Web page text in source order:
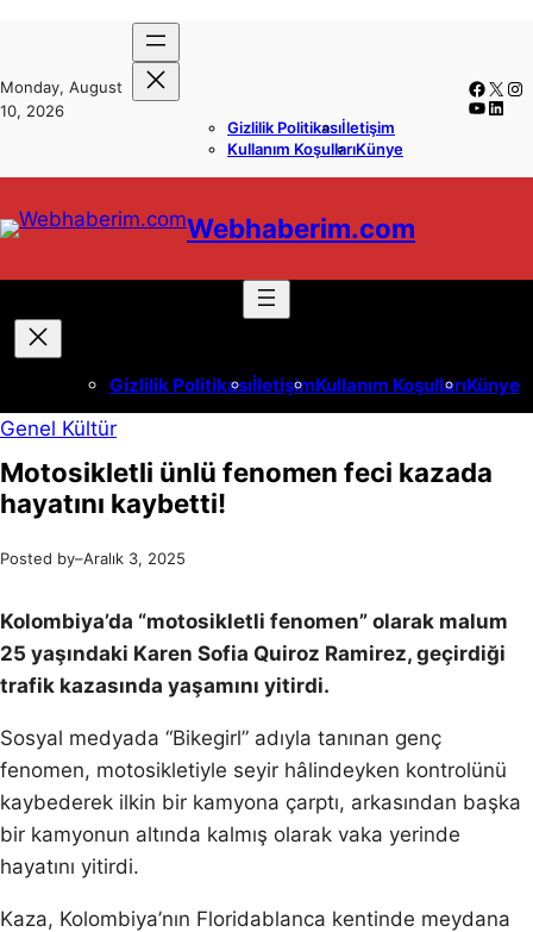
content
Monday, August
10, 2026
Gizlilik Politikasıİletişim
Kullanım KoşullarıKünye
X
Webhaberim.com
Gizlilik PolitikasıİletişimKullanım KoşullarıKünye
Genel Kültür
Motosikletli ünlü fenomen feci kazada
hayatını kaybetti!
Posted by–Aralık 3, 2025
Kolombiya’da “motosikletli fenomen” olarak malum
25 yaşındaki Karen Sofia Quiroz Ramirez, geçirdiği
trafik kazasında yaşamını yitirdi.
Sosyal medyada “Bikegirl” adıyla tanınan genç
fenomen, motosikletiyle seyir hâlindeyken kontrolünü
kaybederek ilkin bir kamyona çarptı, arkasından başka
bir kamyonun altında kalmış olarak vaka yerinde
hayatını yitirdi.
Kaza, Kolombiya’nın Floridablanca kentinde meydana